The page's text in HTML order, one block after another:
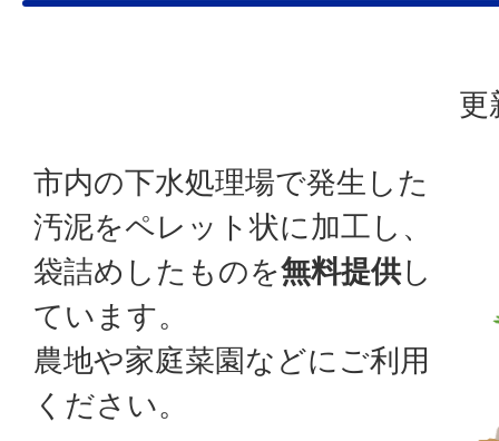
更
市内の下水処理場で発生した
汚泥をペレット状に加工し、
袋詰めしたものを無料提供し
ています。
農地や家庭菜園などにご利用
ください。